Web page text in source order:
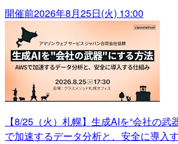
開催前2026年8月25日(火) 13:00
【8/25（火）札幌】生成AIを“会社の武
で加速するデータ分析と、安全に導入